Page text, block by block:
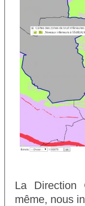
La Direction
même, nous